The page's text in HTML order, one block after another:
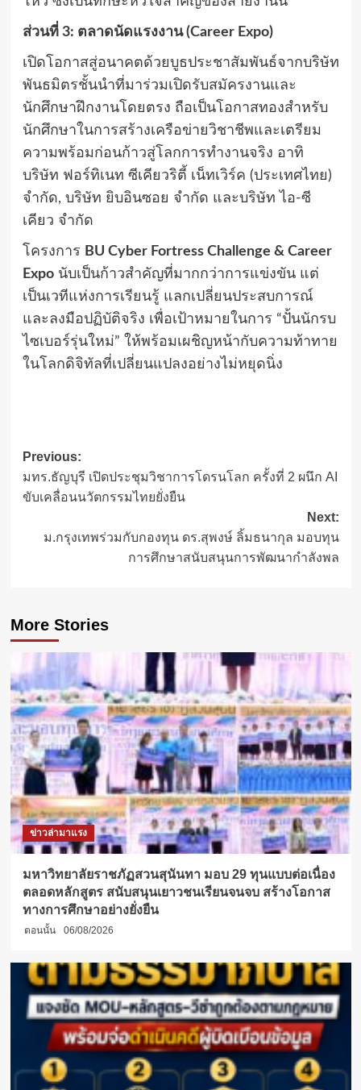
ส่วนที่ 3: ตลาดนัดแรงงาน (Career Expo)
เปิดโอกาสสู่อนาคตด้วยบูธประชาสัมพันธ์จากบริษัท
พันธมิตรชั้นนำที่มาร่วมเปิดรับสมัครงานและ
นักศึกษาฝึกงานโดยตรง ถือเป็นโอกาสทองสำหรับ
นักศึกษาในการสร้างเครือข่ายวิชาชีพและเตรียม
ความพร้อมก่อนก้าวสู่โลกการทำงานจริง อาทิ
บริษัท ฟอร์ทิเนท ซีเคียวริตี้ เน็ทเวิร์ค (ประเทศไทย)
จำกัด, บริษัท ยิบอินซอย จำกัด และบริษัท ไอ-ซี
เคียว จำกัด
โครงการ BU Cyber Fortress Challenge & Career
Expoนับเป็นก้าวสำคัญที่มากกว่าการแข่งขัน แต่
เป็นเวทีแห่งการเรียนรู้ แลกเปลี่ยนประสบการณ์
และลงมือปฏิบัติจริง เพื่อเป้าหมายในการ “ปั้นนักรบ
ไซเบอร์รุ่นใหม่” ให้พร้อมเผชิญหน้ากับความท้าทาย
ในโลกดิจิทัลที่เปลี่ยนแปลงอย่างไม่หยุดนิ่ง
Post
navigation
Previous:
มทร.ธัญบุรี เปิดประชุมวิชาการโดรนโลก ครั้งที่ 2 ผนึก AI
ขับเคลื่อนนวัตกรรมไทยยั่งยืน
Next:
ม.กรุงเทพร่วมกับกองทุน ดร.สุพงษ์ ลิ้มธนากุล มอบทุน
การศึกษาสนับสนุนการพัฒนากำลังพล
More Stories
ข่าวล่ามาแรง
มหาวิทยาลัยราชภัฏสวนสุนันทา มอบ 29 ทุนแบบต่อเนื่อง
ตลอดหลักสูตร สนับสนุนเยาวชนเรียนจนจบ สร้างโอกาส
ทางการศึกษาอย่างยั่งยืน
ตอนนั้น 06/08/2026